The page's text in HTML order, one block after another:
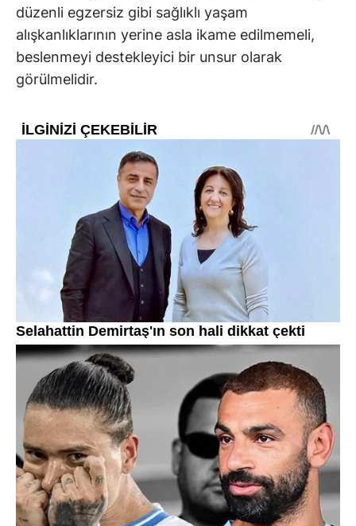
düzenli egzersiz gibi sağlıklı yaşam
alışkanlıklarının yerine asla ikame edilmemeli,
beslenmeyi destekleyici bir unsur olarak
görülmelidir.